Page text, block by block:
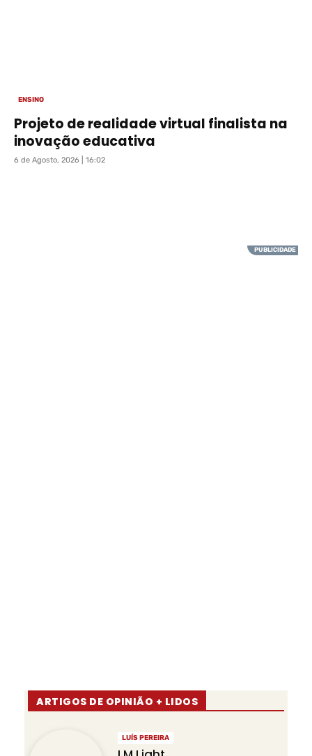
ENSINO
Projeto de realidade virtual finalista na
inovação educativa
6 de Agosto, 2026 | 16:02
ARTIGOS DE OPINIÃO + LIDOS
LUÍS PEREIRA